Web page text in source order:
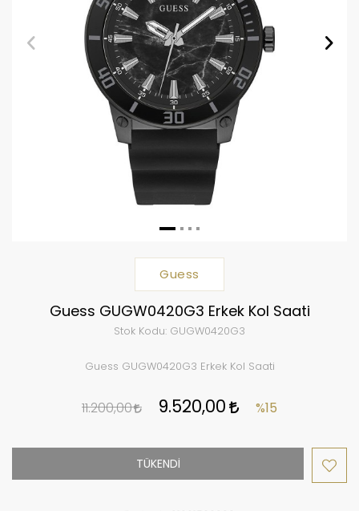
Guess
Guess GUGW0420G3 Erkek Kol Saati
Stok Kodu: GUGW0420G3
Guess GUGW0420G3 Erkek Kol Saati
11.200,00 9.520,00 %15
TÜKENDİ